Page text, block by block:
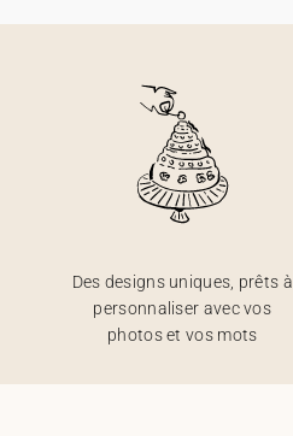
Des designs uniques, prêts à
personnaliser avec vos
photos et vos mots